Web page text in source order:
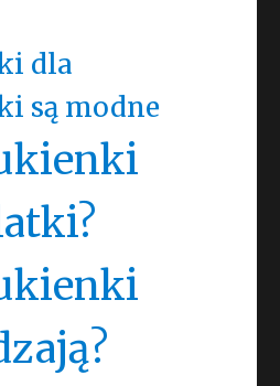
dla
są modne